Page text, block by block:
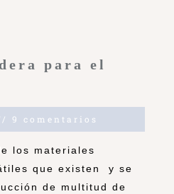
para el
9 comentarios
los materiales
que existen y se
de multitud de